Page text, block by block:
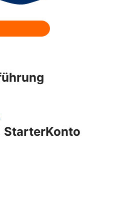
StarterKonto